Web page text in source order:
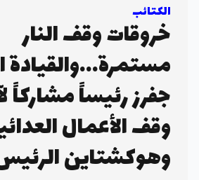
الكتائب
خروقات وقف النار
جفرز رئيساً مشاركاً
وقف الأعمال
وهوكشتاين